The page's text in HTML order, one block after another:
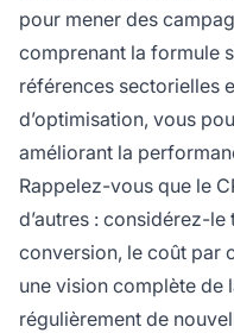
pour mener des
comprenant la formule
références sectorielles
d’optimisation, vous
améliorant la
Rappelez-vous que le
d’autres : considérez-
conversion, le coût par
une vision complète de
régulièrement de